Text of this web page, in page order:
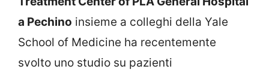
a Pechino insieme a colleghi della Yale
School of Medicine ha recentemente
svolto uno studio su pazienti